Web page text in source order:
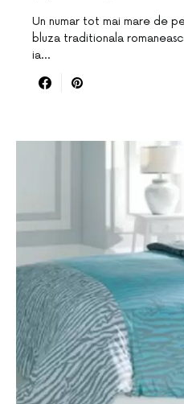
Un numar tot mai mare de
bluza traditionala
ia…